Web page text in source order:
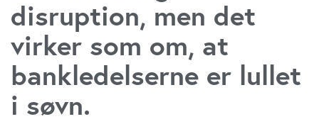
disruption, men det
virker som om, at
bankledelserne er lullet
i søvn.